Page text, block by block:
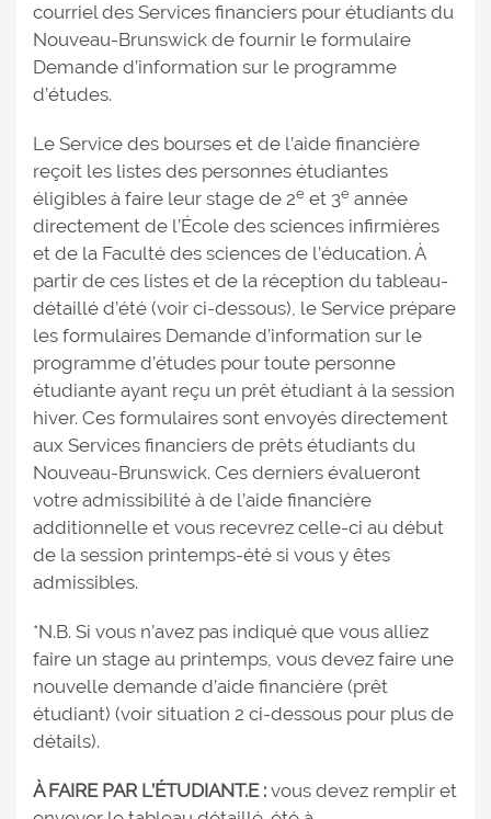
courriel des Services financiers pour étudiants du
Nouveau-Brunswick de fournir le formulaire
Demande d’information sur le programme
d’études.
Le Service des bourses et de l’aide financière
reçoit les listes des personnes étudiantes
éligibles à faire leur stage de 2e et 3e année
directement de l’École des sciences infirmières
et de la Faculté des sciences de l’éducation. À
partir de ces listes et de la réception du tableau-
détaillé d’été (voir ci-dessous), le Service prépare
les formulaires Demande d’information sur le
programme d’études pour toute personne
étudiante ayant reçu un prêt étudiant à la session
hiver. Ces formulaires sont envoyés directement
aux Services financiers de prêts étudiants du
Nouveau-Brunswick. Ces derniers évalueront
votre admissibilité à de l’aide financière
additionnelle et vous recevrez celle-ci au début
de la session printemps-été si vous y êtes
admissibles.
*N.B. Si vous n’avez pas indiqué que vous alliez
faire un stage au printemps, vous devez faire une
nouvelle demande d’aide financière (prêt
étudiant) (voir situation 2 ci-dessous pour plus de
détails).
À FAIRE PAR L’ÉTUDIANT.E : vous devez remplir et